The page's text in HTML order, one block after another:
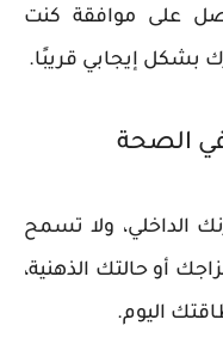
على موافقة كنت
بشكل إيجابي قريبًا.
الصحة
الداخلي، ولا تسمح
أو حالتك الذهنية،
اليوم.